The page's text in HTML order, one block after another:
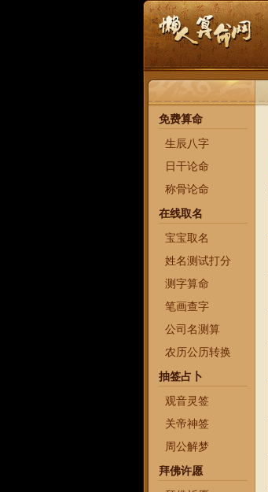
免费算命
生辰八字
日干论命
称骨论命
在线取名
宝宝取名
姓名测试打分
测字算命
笔画查字
公司名测算
农历公历转换
抽签占卜
观音灵签
关帝神签
周公解梦
拜佛许愿